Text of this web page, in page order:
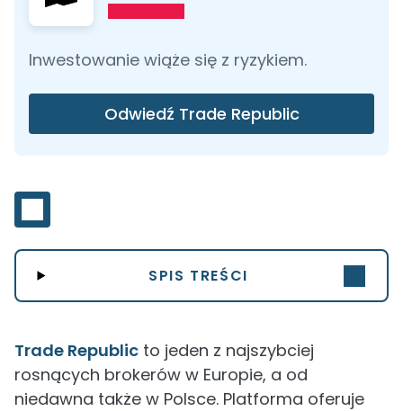
Inwestowanie wiąże się z ryzykiem.
Odwiedź Trade Republic
SPIS TREŚCI
Trade Republic to jeden z najszybciej
rosnących brokerów w Europie, a od
niedawna także w Polsce. Platforma oferuje